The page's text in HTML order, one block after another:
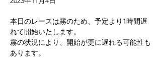
本日のレースは霧のため、予定より1時間遅
れて開始いたします。
霧の状況により、開始が更に遅れる可能性も
あります。